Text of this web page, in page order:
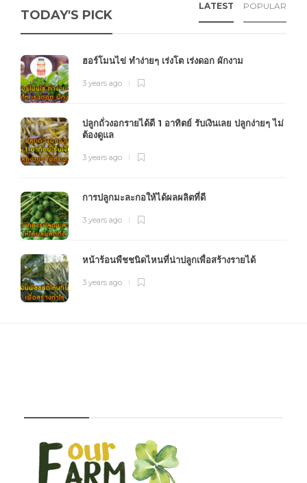
TODAY'S PICK
LATEST POPULAR
ฮอร์โมนไข่ ทำง่ายๆ เร่งโต เร่งดอก ผักงาม
3 years ago
ปลูกถั่วงอกรายได้ดี 1 อาทิตย์ รับเงินเลย ปลูกง่ายๆ ไม่
ต้องดูแล
3 years ago
การปลูกมะละกอให้ได้ผลผลิตที่ดี
3 years ago
หน้าร้อนพืชชนิดไหนที่น่าปลูกเพื่อสร้างรายได้
3 years ago